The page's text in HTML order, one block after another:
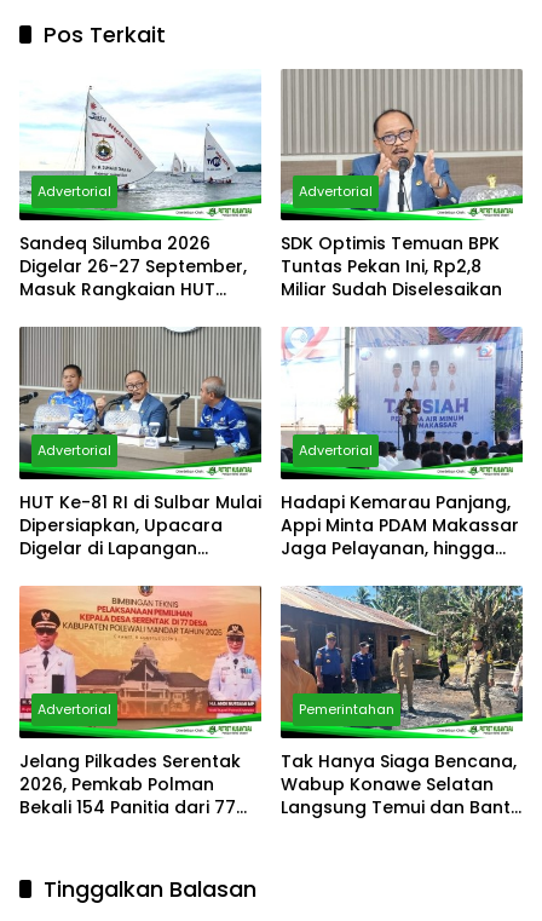
Pos Terkait
Advertorial
Sandeq Silumba 2026
Digelar 26-27 September,
Masuk Rangkaian HUT
Pertahankan Status KEN
Advertorial
SDK Optimis Temuan BPK
Tuntas Pekan Ini, Rp2,8
Miliar Sudah Diselesaikan
Advertorial
HUT Ke-81 RI di Sulbar Mulai
Dipersiapkan, Upacara
Digelar di Lapangan
Advertorial
Hadapi Kemarau Panjang,
Appi Minta PDAM Makassar
Jaga Pelayanan, hingga
Advertorial
Jelang Pilkades Serentak
2026, Pemkab Polman
Bekali 154 Panitia dari 77
Pemerintahan
Tak Hanya Siaga Bencana,
Wabup Konawe Selatan
Langsung Temui dan Bantu
Tinggalkan Balasan